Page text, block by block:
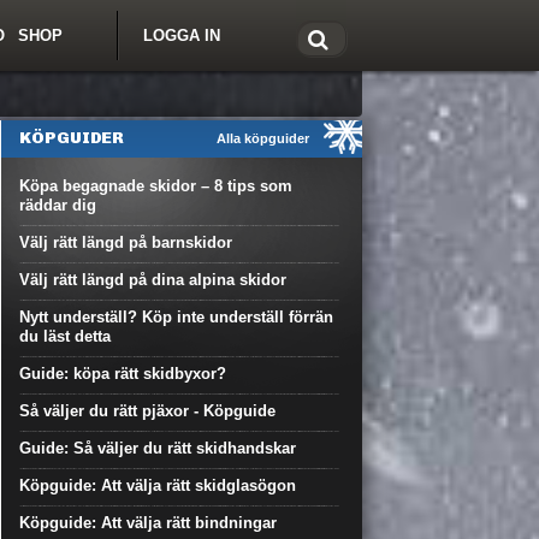
LOGGA IN
SHOP
Alla köpguider
KÖPGUIDER
Köpa begagnade skidor – 8 tips som
räddar dig
Välj rätt längd på barnskidor
Välj rätt längd på dina alpina skidor
Nytt underställ? Köp inte underställ förrän
du läst detta
Guide: köpa rätt skidbyxor?
Så väljer du rätt pjäxor - Köpguide
Guide: Så väljer du rätt skidhandskar
Köpguide: Att välja rätt skidglasögon
Köpguide: Att välja rätt bindningar